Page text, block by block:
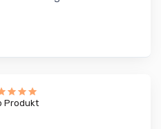
Produkt